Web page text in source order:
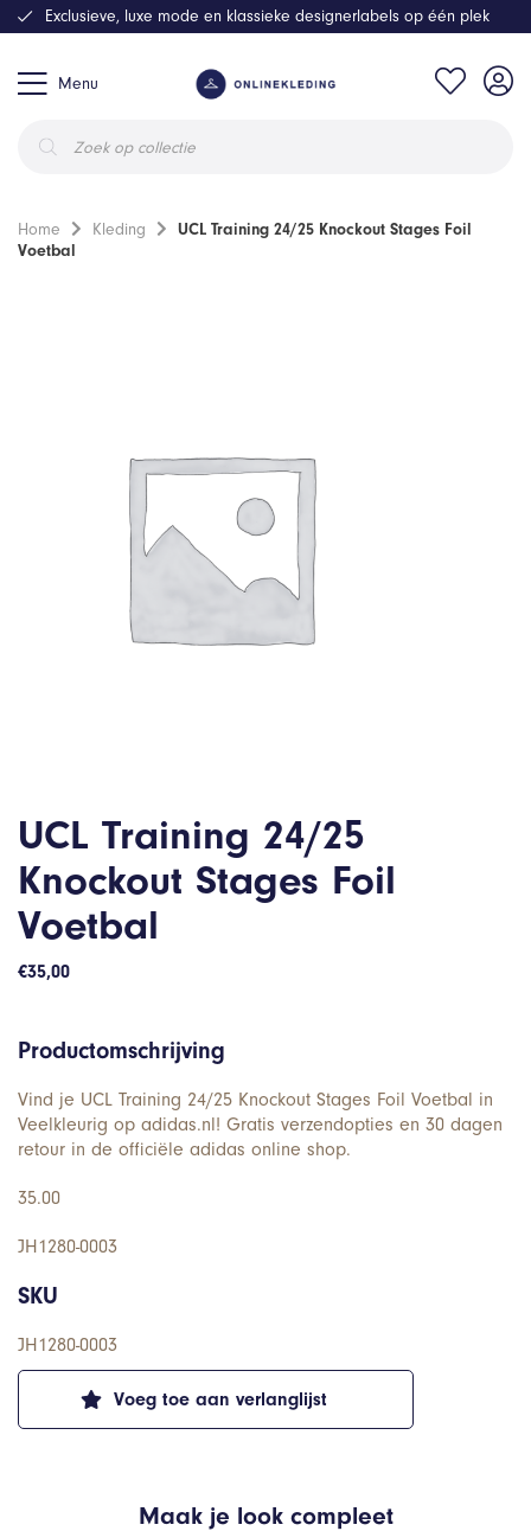
Menu
zoeken
Exclusieve, luxe mode en klassieke designerlabels op één plek
Home Kleding
UCL Training 24/25 Knockout Stages Foil
Voetbal
UCL Training 24/25
Knockout Stages Foil
Voetbal
€35,00
Voeg toe aan verlanglijst
Productomschrijving
Vind je UCL Training 24/25 Knockout Stages Foil Voetbal in
Veelkleurig op adidas.nl! Gratis verzendopties en 30 dagen
retour in de officiële adidas online shop.
35.00
JH1280-0003
SKU
JH1280-0003
Maak je look compleet